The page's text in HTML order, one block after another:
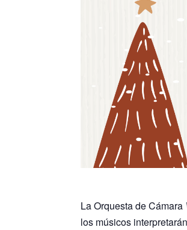
La Orquesta de Cámara
los músicos